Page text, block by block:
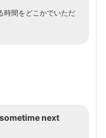
時間をどこかでいただ
sometimenext